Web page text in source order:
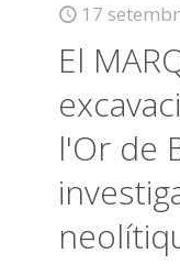
17
El
l'Or de